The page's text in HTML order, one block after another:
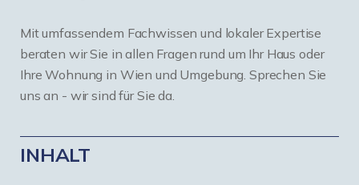
Mit umfassendem Fachwissen und lokaler Expertise
beraten wir Sie in allen Fragen rund um Ihr Haus oder
Ihre Wohnung in Wien und Umgebung. Sprechen Sie
uns an - wir sind für Sie da.
INHALT